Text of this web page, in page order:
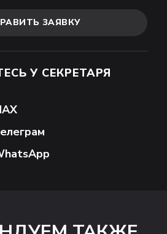
ЗАЯВКУ
У СЕКРЕТАРЯ